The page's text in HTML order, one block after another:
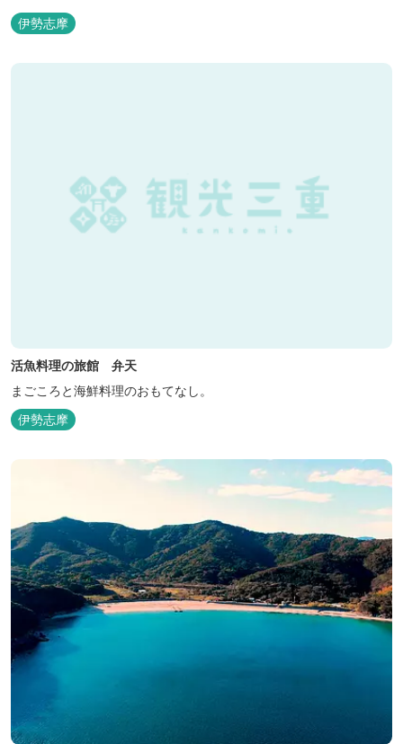
伊勢志摩
活魚料理の旅館 弁天
まごころと海鮮料理のおもてなし。
伊勢志摩